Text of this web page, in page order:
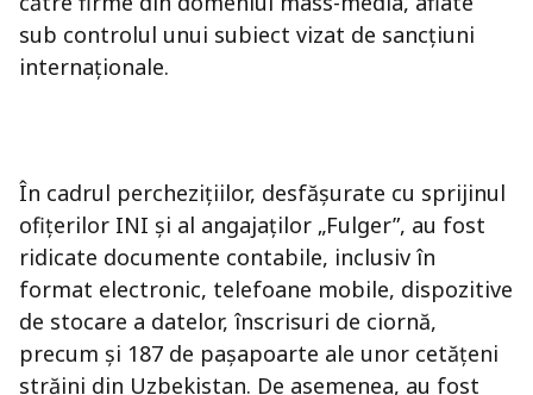
sub controlul unui subiect vizat de sancțiuni
internaționale.
În cadrul perchezițiilor, desfășurate cu sprijinul
ofițerilor INI și al angajaților „Fulger”, au fost
ridicate documente contabile, inclusiv în
format electronic, telefoane mobile, dispozitive
de stocare a datelor, înscrisuri de ciornă,
precum și 187 de pașapoarte ale unor cetățeni
străini din Uzbekistan. De asemenea, au fost